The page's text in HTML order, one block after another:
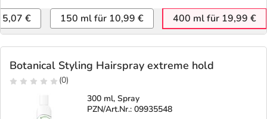
Tierapotheke
Vitamine & Mineralstoffe
Marken
Salus Deals
€ 150 ml für 10,99 € 400 ml für 19,99 €
Botanical Styling Hairspray extreme hold
(0)
300 ml, Spray
PZN/Art.Nr.: 09935548